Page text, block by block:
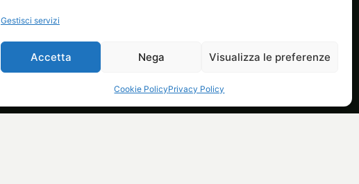
Gestisci servizi
Accetta Nega Visualizza le preferenze
Cookie PolicyPrivacy Policy